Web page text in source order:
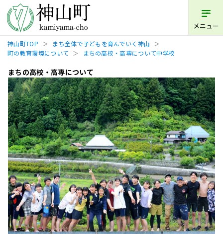
メニュー
神山町TOP
まち全体で子どもを育んでいく神山
町の教育環境について
まちの高校・高専について中学校
まちの高校・高専について